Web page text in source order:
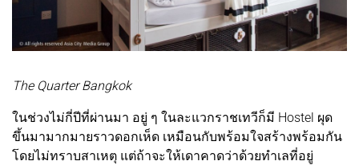
The Quarter Bangkok
ในช่วงไม่กี่ปีที่ผ่านมา อยู่ ๆ ในละแวกราชเทวีก็มี Hostel ผุด
ขึ้นมามากมายราวดอกเห็ด เหมือนกับพร้อมใจสร้างพร้อมกัน
โดยไม่ทราบสาเหตุ แต่ถ้าจะให้เดาคาดว่าด้วยทำเลที่อยู่